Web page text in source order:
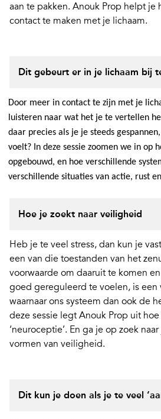
aan te pakken. Anouk Prop helpt je
contact te maken met je lichaam.
Dit gebeurt er in je lichaam bij
Door meer in contact te zijn met je
luisteren naar wat het je te vertellen
daar precies als je je steeds
voelt? In deze sessie zoomen we in op
opgebouwd, en hoe verschillende
verschillende situaties van actie, rust
Hoe je zoekt naar veiligheid
Heb je te veel stress, dan kun je
een van die toestanden van het
voorwaarde om daaruit te komen
goed gereguleerd te voelen, is
waarnaar ons systeem dan ook de
deze sessie legt Anouk Prop uit
‘neuroceptie’. En ga je op zoek
vormen van veiligheid.
Dit kun je doen als je te veel